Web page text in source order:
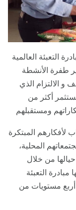
العالمية
الأنشطة
الذي
أكثر من
المبتكرة
١٩ في مجتمعاتهم المحلية،
من خلال
التعبئة
مستويات من